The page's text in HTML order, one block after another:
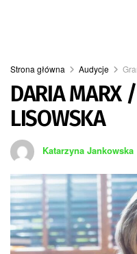
Strona główna Audycje
DARIA MARX
LISOWSKA
Katarzyna Jankowska